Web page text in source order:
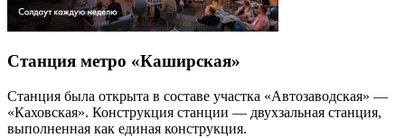
Станция метро «Каширская»
Станция была открыта в составе участка «Автозаводская» —
«Каховская». Конструкция станции — двухзальная станция,
выполненная как единая конструкция.